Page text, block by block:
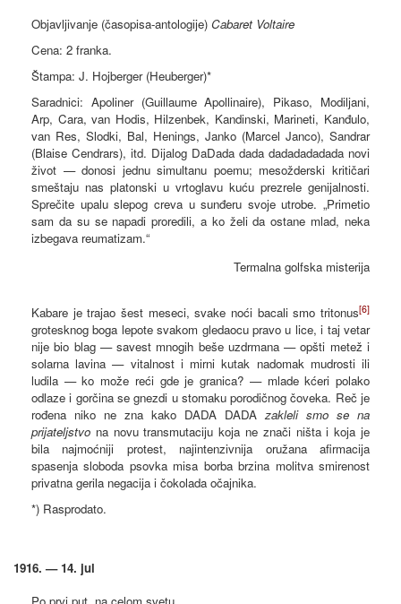
Objavljivanje (časopisa-antologije) Cabaret Voltaire
Cena: 2 franka.
Štampa: J. Hojberger (Heuberger)*
Saradnici: Apoliner (Guillaume Apollinaire), Pikaso, Modiljani,
Arp, Cara, van Hodis, Hilzenbek, Kandinski, Marineti, Kanđulo,
van Res, Slodki, Bal, Henings, Janko (Marcel Janco), Sandrar
(Blaise Cendrars), itd. Dijalog DaDada dada dadadadadada novi
život — donosi jednu simultanu poemu; mesožderski kritičari
smeštaju nas platonski u vrtoglavu kuću prezrele genijalnosti.
Sprečite upalu slepog creva u sunđeru svoje utrobe. „Primetio
sam da su se napadi proredili, a ko želi da ostane mlad, neka
izbegava reumatizam.“
Termalna golfska misterija
Kabare je trajao šest meseci, svake noći bacali smo tritonus[6]
grotesknog boga lepote svakom gledaocu pravo u lice, i taj vetar
nije bio blag — savest mnogih beše uzdrmana — opšti metež i
solarna lavina — vitalnost i mirni kutak nadomak mudrosti ili
ludila — ko može reći gde je granica? — mlade kćeri polako
odlaze i gorčina se gnezdi u stomaku porodičnog čoveka. Reč je
rođena niko ne zna kako DADA DADAzakleli smo se na
prijateljstvo na novu transmutaciju koja ne znači ništa i koja je
bila najmoćniji protest, najintenzivnija oružana afirmacija
spasenja sloboda psovka misa borba brzina molitva smirenost
privatna gerila negacija i čokolada očajnika.
*) Rasprodato.
1916. — 14. jul